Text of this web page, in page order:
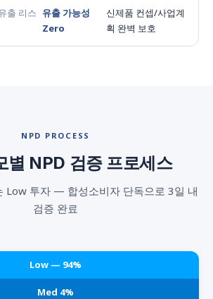
출 리스 유출 가능성
Zero
신제품 컨셉/사업계
획 완벽 보호
NPD PROCESS
별 NPD 검증 프로세스
Low 투자 — 합성소비자 단독으로 3일 내
검증 완료
Low — 94%
Med 4%